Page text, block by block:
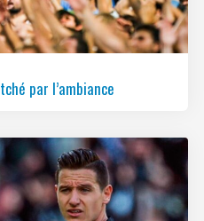
par l’ambiance